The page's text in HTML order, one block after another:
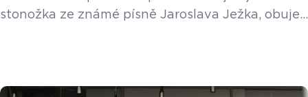
stonožka ze známé písně Jaroslava Ježka, obuje
Proč zvolila zrovna ponožky? Je to konec konců